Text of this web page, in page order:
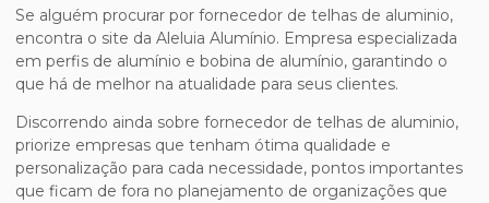
Se alguém procurar por fornecedor de telhas de aluminio,
encontra o site da Aleluia Alumínio. Empresa especializada
em perfis de alumínio e bobina de alumínio, garantindo o
que há de melhor na atualidade para seus clientes.
Discorrendo ainda sobre fornecedor de telhas de aluminio,
priorize empresas que tenham ótima qualidade e
personalização para cada necessidade, pontos importantes
que ficam de fora no planejamento de organizações que